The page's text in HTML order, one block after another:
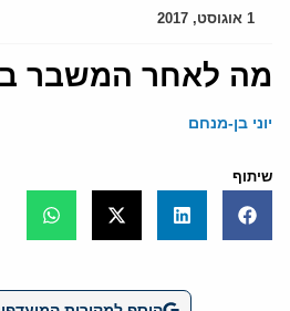
1 אוגוסט, 2017
מה לאחר המשבר
יוני בן-מנחם
שיתוף